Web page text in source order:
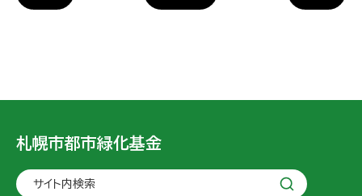
札幌市都市緑化基金
サイト内検索